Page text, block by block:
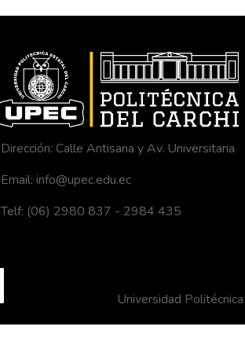
Dirección: Calle Antisana y Av. Universitaria
Email: info@upec.edu.ec
Telf: (06) 2980 837 - 2984 435
Universidad